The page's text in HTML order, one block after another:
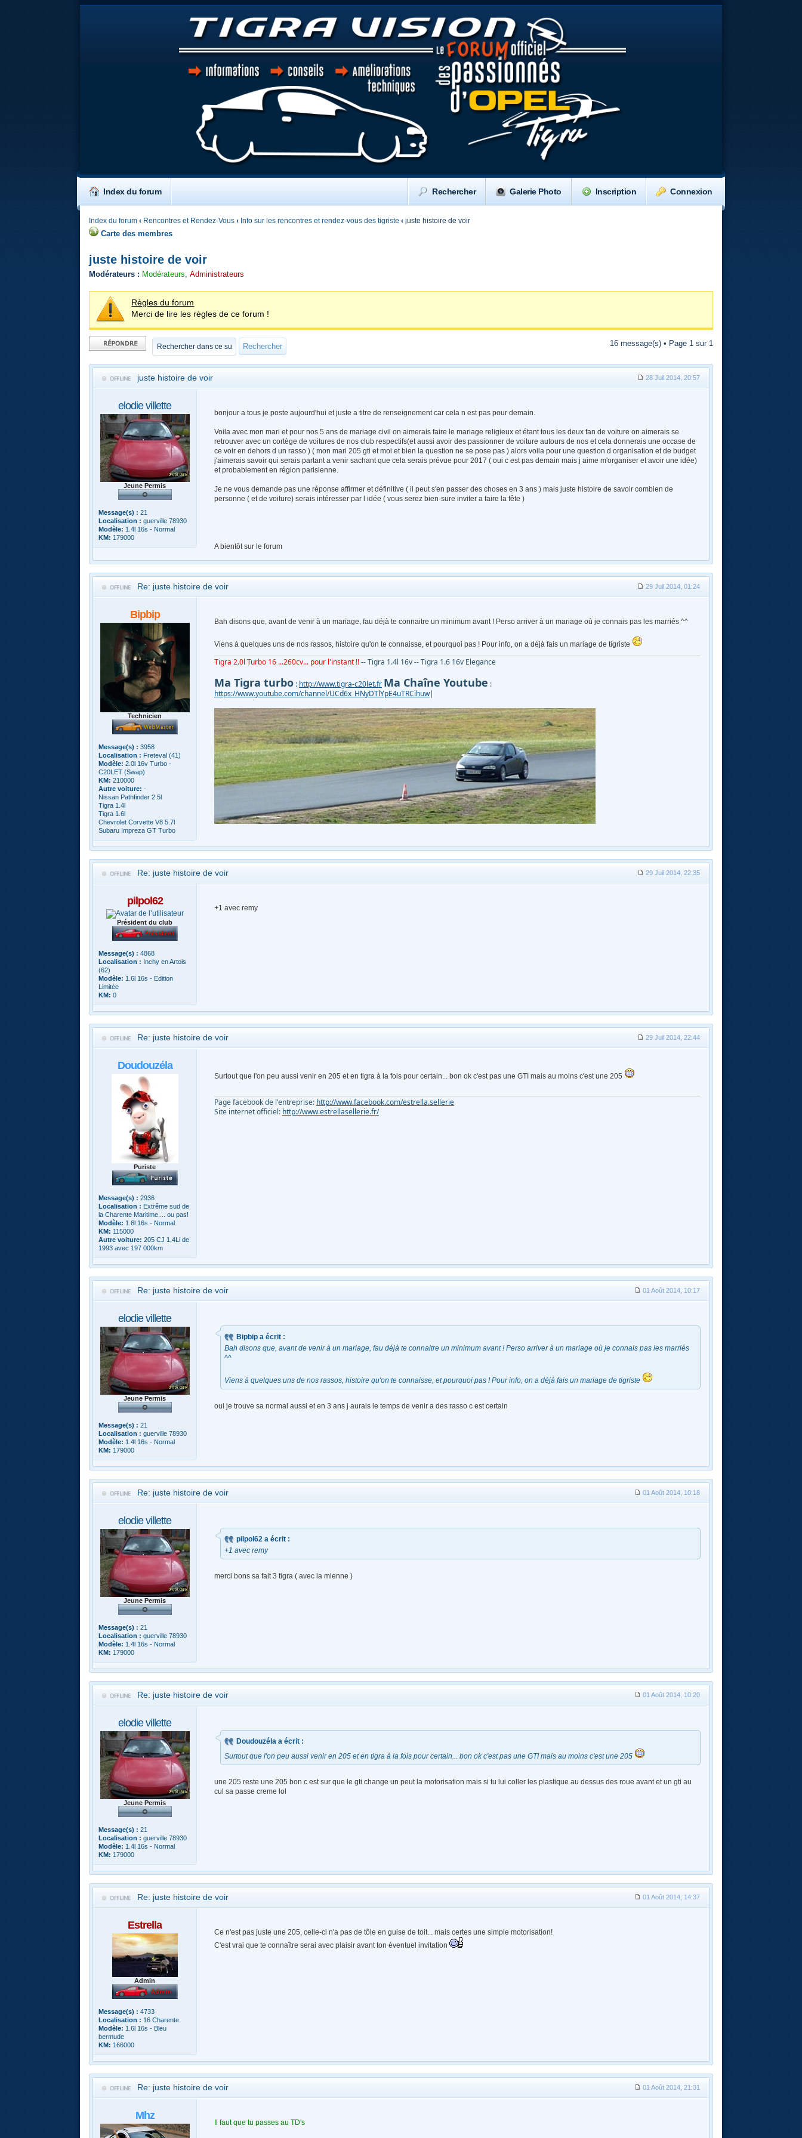
Index du forum Connexion
Inscription
Galerie Photo
Rechercher
Index du forum ‹ Rencontres et Rendez-Vous ‹ Info sur les rencontres et rendez-vous des tigriste ‹ juste histoire de voir
Carte des membres
juste histoire de voir
Modérateurs : Modérateurs ,Administrateurs
Règles du forum
Merci de lire les règles de ce forum !
Publier une
réponse
16 message(s) • Page 1 sur 1
juste histoire de voir 28 Juil 2014, 20:57
elodie villette
Jeune Permis
Message(s) : 21
Localisation : guerville 78930
Modèle: 1.4l 16s - Normal
KM: 179000
bonjour a tous je poste aujourd'hui et juste a titre de renseignement car cela n est pas pour demain.
Voila avec mon mari et pour nos 5 ans de mariage civil on aimerais faire le mariage religieux et étant tous les deux fan de voiture on aimerais se
retrouver avec un cortège de voitures de nos club respectifs(et aussi avoir des passionner de voiture autours de nos et cela donnerais une occase de
ce voir en dehors d un rasso ) ( mon mari 205 gti et moi et bien la question ne se pose pas ) alors voila pour une question d organisation et de budget
j'aimerais savoir qui serais partant a venir sachant que cela serais prévue pour 2017 ( oui c est pas demain mais j aime m'organiser et avoir une idée)
et probablement en région parisienne.
Je ne vous demande pas une réponse affirmer et définitive ( il peut s'en passer des choses en 3 ans ) mais juste histoire de savoir combien de
personne ( et de voiture) serais intéresser par l idée ( vous serez bien-sure inviter a faire la fête )
A bientôt sur le forum
Re: juste histoire de voir 29 Juil 2014, 01:24
Bipbip
Technicien
Message(s) : 3958
Localisation : Freteval (41)
Modèle: 2.0l 16v Turbo -
C20LET (Swap)
KM: 210000
Autre voiture: -
Nissan Pathfinder 2.5l
Tigra 1.4l
Tigra 1.6l
Chevrolet Corvette V8 5.7l
Subaru Impreza GT Turbo
Bah disons que, avant de venir à un mariage, fau déjà te connaitre un minimum avant ! Perso arriver à un mariage où je connais pas les marriés ^^
Viens à quelques uns de nos rassos, histoire qu'on te connaisse, et pourquoi pas ! Pour info, on a déjà fais un mariage de tigriste
Tigra 2.0l Turbo 16 ...260cv... pour l'instant !!-- Tigra 1.4l 16v -- Tigra 1.6 16v Elegance
Ma Tigra turbo: http://www.tigra-c20let.fr Ma Chaîne Youtube :
https://www.youtube.com/channel/UCd6x_HNyDTlYpE4uTRCihuw|
Re: juste histoire de voir 29 Juil 2014, 22:35
pilpol62
Président du club
Message(s) : 4868
Localisation : Inchy en Artois
(62)
Modèle: 1.6l 16s - Edition
Limitée
KM: 0
+1 avec remy
Re: juste histoire de voir 29 Juil 2014, 22:44
Doudouzéla
Puriste
Message(s) : 2936
Localisation : Extrême sud de
la Charente Maritime.... ou pas!
Modèle: 1.6l 16s - Normal
KM: 115000
Autre voiture: 205 CJ 1,4Li de
1993 avec 197 000km
Surtout que l'on peu aussi venir en 205 et en tigra à la fois pour certain... bon ok c'est pas une GTI mais au moins c'est une 205
Page facebook de l'entreprise: http://www.facebook.com/estrella.sellerie
Site internet officiel: http://www.estrellasellerie.fr/
Re: juste histoire de voir 01 Août 2014, 10:17
elodie villette
Jeune Permis
Message(s) : 21
Localisation : guerville 78930
Modèle: 1.4l 16s - Normal
KM: 179000
Bipbip a écrit :
Bah disons que, avant de venir à un mariage, fau déjà te connaitre un minimum avant ! Perso arriver à un mariage où je connais pas les marriés
^^
Viens à quelques uns de nos rassos, histoire qu'on te connaisse, et pourquoi pas ! Pour info, on a déjà fais un mariage de tigriste
oui je trouve sa normal aussi et en 3 ans j aurais le temps de venir a des rasso c est certain
Re: juste histoire de voir 01 Août 2014, 10:18
elodie villette
Jeune Permis
Message(s) : 21
Localisation : guerville 78930
Modèle: 1.4l 16s - Normal
KM: 179000
pilpol62 a écrit :
+1 avec remy
merci bons sa fait 3 tigra ( avec la mienne )
Re: juste histoire de voir 01 Août 2014, 10:20
elodie villette
Jeune Permis
Message(s) : 21
Localisation : guerville 78930
Modèle: 1.4l 16s - Normal
KM: 179000
Doudouzéla a écrit :
Surtout que l'on peu aussi venir en 205 et en tigra à la fois pour certain... bon ok c'est pas une GTI mais au moins c'est une 205
une 205 reste une 205 bon c est sur que le gti change un peut la motorisation mais si tu lui coller les plastique au dessus des roue avant et un gti au
cul sa passe creme lol
Re: juste histoire de voir 01 Août 2014, 14:37
Estrella
Admin
Message(s) : 4733
Localisation : 16 Charente
Modèle: 1.6l 16s - Bleu
bermude
KM: 166000
Ce n'est pas juste une 205, celle-ci n'a pas de tôle en guise de toit... mais certes une simple motorisation!
C'est vrai que te connaître serai avec plaisir avant ton éventuel invitation
Re: juste histoire de voir 01 Août 2014, 21:31
Mhz
Il faut que tu passes au TD's